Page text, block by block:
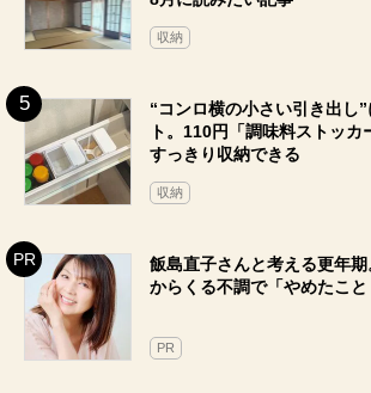
収納
“コンロ横の小さい引き出し
ト。110円「調味料ストッカ
すっきり収納できる
収納
飯島直子さんと考える更年
からくる不調で「やめたこと
PR